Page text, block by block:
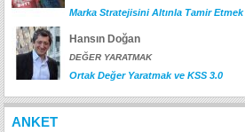
Marka Stratejisini Altınla Tamir Etmek
Hansın Doğan
DEĞER YARATMAK
Ortak Değer Yaratmak ve KSS 3.0
ANKET